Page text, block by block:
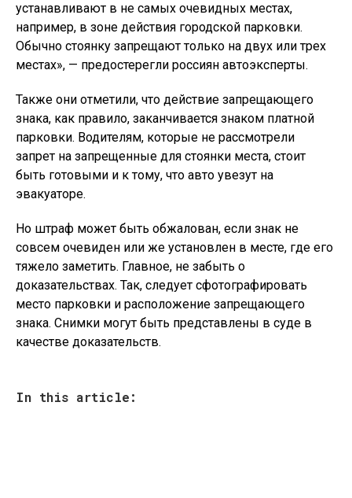
устанавливают в не самых очевидных местах,
например, в зоне действия городской парковки.
Обычно стоянку запрещают только на двух или трех
местах», — предостерегли россиян автоэксперты.
Также они отметили, что действие запрещающего
знака, как правило, заканчивается знаком платной
парковки. Водителям, которые не рассмотрели
запрет на запрещенные для стоянки места, стоит
быть готовыми и к тому, что авто увезут на
эвакуаторе.
Но штраф может быть обжалован, если знак не
совсем очевиден или же установлен в месте, где его
тяжело заметить. Главное, не забыть о
доказательствах. Так, следует сфотографировать
место парковки и расположение запрещающего
знака. Снимки могут быть представлены в суде в
качестве доказательств.
In this article: